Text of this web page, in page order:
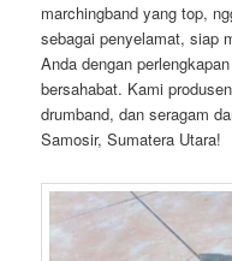
marchingband yang top,
sebagai penyelamat, siap
Anda dengan
bersahabat. Kami
drumband, dan seragam
Samosir, Sumatera Utara!